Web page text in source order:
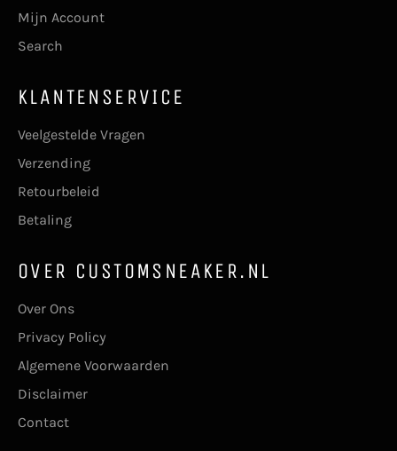
Mijn Account
Search
KLANTENSERVICE
Veelgestelde Vragen
Verzending
Retourbeleid
Betaling
OVER CUSTOMSNEAKER.NL
Over Ons
Privacy Policy
Algemene Voorwaarden
Disclaimer
Contact